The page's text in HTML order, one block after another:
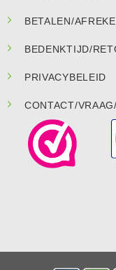
BETALEN/
BEDENKTIJD/
PRIVACYBELEID
CONTACT/